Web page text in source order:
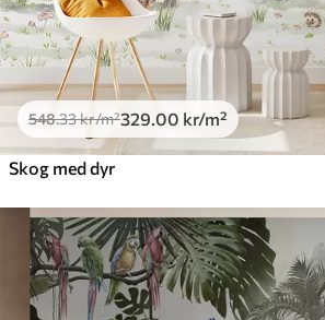
548.33kr/m²329 .00 kr/m²
Skog med dyr